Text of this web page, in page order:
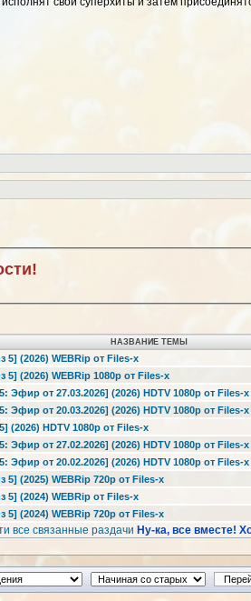
НАЗВАНИЕ ТЕМЫ
5] (2026) WEBRip от Files-x
5] (2026) WEBRip 1080p от Files-x
Эфир от 27.03.2026] (2026) HDTV 1080р от Files-x
Эфир от 20.03.2026] (2026) HDTV 1080р от Files-x
(2026) HDTV 1080р от Files-x
Эфир от 27.02.2026] (2026) HDTV 1080р от Files-x
Эфир от 20.02.2026] (2026) HDTV 1080р от Files-x
5] (2025) WEBRip 720p от Files-x
5] (2024) WEBRip от Files-x
5] (2024) WEBRip 720p от Files-x
все связанные раздачи Ну-ка, все вместе!